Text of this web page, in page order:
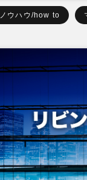
ノウハウ/how to